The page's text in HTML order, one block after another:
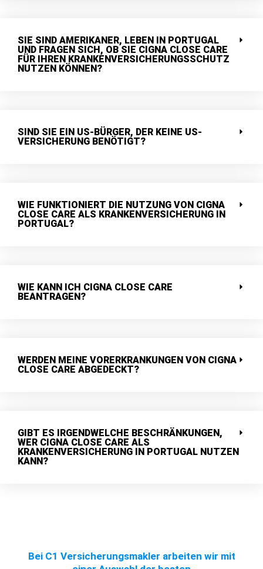
SIE SIND AMERIKANER, LEBEN IN PORTUGAL
UND FRAGEN SICH, OB SIE CIGNA CLOSE CARE
FÜR IHREN KRANKENVERSICHERUNGSSCHUTZ
NUTZEN KÖNNEN?
SIND SIE EIN US-BÜRGER, DER KEINE US-
VERSICHERUNG BENÖTIGT?
WIE FUNKTIONIERT DIE NUTZUNG VON CIGNA
CLOSE CARE ALS KRANKENVERSICHERUNG IN
PORTUGAL?
WIE KANN ICH CIGNA CLOSE CARE
BEANTRAGEN?
WERDEN MEINE VORERKRANKUNGEN VON CIGNA
CLOSE CARE ABGEDECKT?
GIBT ES IRGENDWELCHE BESCHRÄNKUNGEN,
WER CIGNA CLOSE CARE ALS
KRANKENVERSICHERUNG IN PORTUGAL NUTZEN
KANN?
Bei C1 Versicherungsmakler arbeiten wir mit